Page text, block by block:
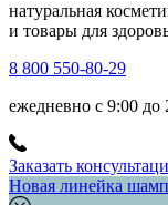
натуральная
и товары для
8 800 550-80-29
ежедневно с 9:00 до
Заказать
Новая линейка